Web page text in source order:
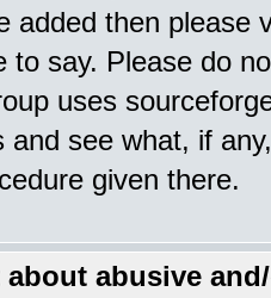
added then please
to say. Please do
uses
and see what, if
given there.
abusive